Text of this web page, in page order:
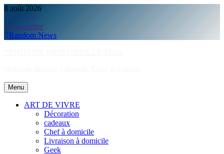
Skip
to
content
8 août 2026
Newsletter
Random News
Menu
ART DE VIVRE
Décoration
cadeaux
Chef à domicile
Livraison à domicile
Geek